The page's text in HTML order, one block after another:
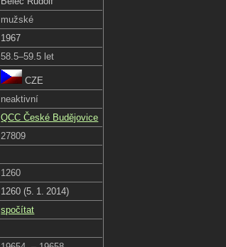
mužské
1967
58.5–59.5 let
CZE
neaktivní
QCC České Budějovice
27809
1260
1260 (5. 1. 2014)
spočítat